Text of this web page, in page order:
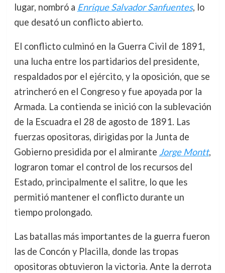
lugar, nombró a Enrique Salvador Sanfuentes, lo
que desató un conflicto abierto.
El conflicto culminó en la Guerra Civil de 1891,
una lucha entre los partidarios del presidente,
respaldados por el ejército, y la oposición, que se
atrincheró en el Congreso y fue apoyada por la
Armada. La contienda se inició con la sublevación
de la Escuadra el 28 de agosto de 1891. Las
fuerzas opositoras, dirigidas por la Junta de
Gobierno presidida por el almirante Jorge Montt,
lograron tomar el control de los recursos del
Estado, principalmente el salitre, lo que les
permitió mantener el conflicto durante un
tiempo prolongado.
Las batallas más importantes de la guerra fueron
las de Concón y Placilla, donde las tropas
opositoras obtuvieron la victoria. Ante la derrota